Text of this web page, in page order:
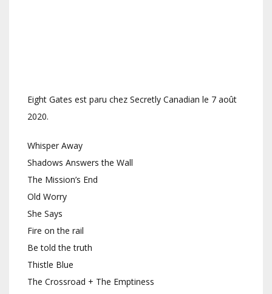
Eight Gates est paru chez Secretly Canadian le 7 août
2020.
Whisper Away
Shadows Answers the Wall
The Mission’s End
Old Worry
She Says
Fire on the rail
Be told the truth
Thistle Blue
The Crossroad + The Emptiness